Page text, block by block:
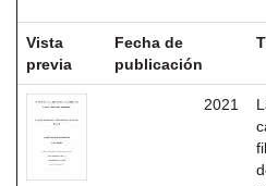
Vista
previa
Fecha de
publicación
2021